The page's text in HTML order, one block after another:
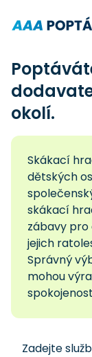
okolí.
Skákací
dětských
skákací
zábavy pro
jejich
Správný
mohou
Zadejte